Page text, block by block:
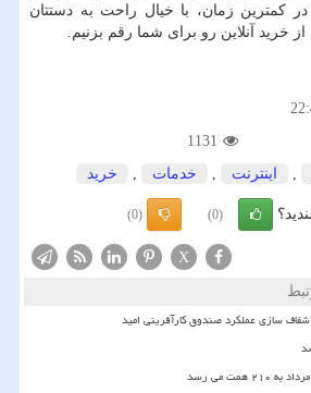
کمترین زمان، با خیال راحت به دستتان
خرید آنلاین رو برای شما رقم بزنیم.
1131
, اینترنت , خدمات , خرید
(0)
(0)
X
شفاف سازی عملکرد صندوق کارآفرینی امید